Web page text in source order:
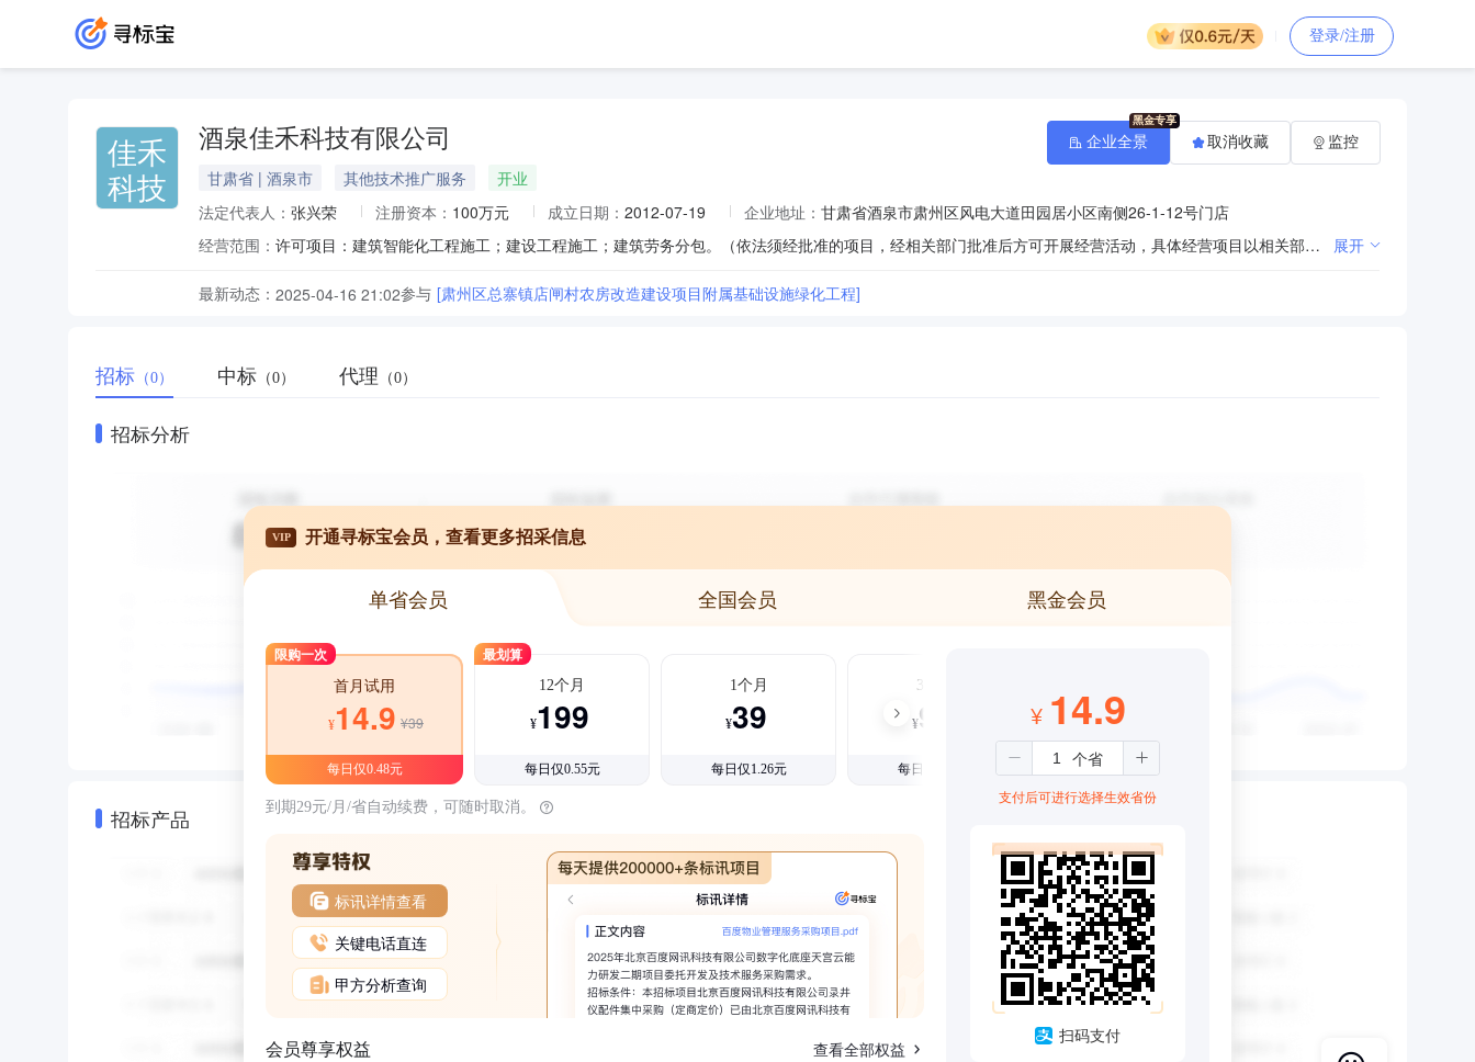
登录/注册
佳禾
科技
酒泉佳禾科技有限公司
甘肃省 | 酒泉市 其他技术推广服务
开业
法定代表人： 张兴荣 注册资本： 100万元 成立日期： 2012-07-19 企业地址： 甘肃省酒泉市肃州区风电大道田园居小区南侧26-1-12号门店
经营范围：
许可项目：建筑智能化工程施工；建设工程施工；建筑劳务分包。（依法须经批准的项目，经相关部门批准后方可开展经营活动，具体经营项目以相关部门批准文件或许可证件为准）***一般项目：家用电器研发；技术服务、技术开发、技术咨询、技术交流、技术转让、技术推广；太阳能发电技术服务；家用电器安装服务；非电力家用器具销售；太阳能热利用装备销售；太阳能热利用产品销售；园林绿化工程施工；光伏发电设备租赁；太阳能热发电装备销售；太阳能热发电产品销售；市政设施管理；体育场地设施工程施工；金属门窗工程施工；土石方工程施工；智能家庭消费设备销售；电子产品销售；智能机器人销售；人工智能硬件销售；光伏设备及元器件销售；灯具销售；照明器具销售；日用百货销售；初级农产品收购；农副产品销售；草种植；花卉种植；树木种植经营；薯类种植；糖料作物种植；豆类种植；谷物种植；园艺产品种植；蔬菜种植；建筑工程机械与设备租赁；石棉水泥制品制造；石棉水泥制品销售；安全、消防用金属制品制造；金属制品销售；金属链条及其他金属制品销售；金属链条及其他金属制品制造；土地整治服务；建筑材料销售；轻质建筑材料销售；劳务服务（不含劳务派遣）。（除依法须经批准的项目外，凭营业执照依法自主开展经营活动）*** 展开
最新动态： 2025-04-16 21:02参与 [肃州区总寨镇店闸村农房改造建设项目附属基础设施绿化工程]
企业全景 取消收藏 监控
招标 （0） 中标 （0） 代理 （0）
招标分析
招标产品
VIP 开通寻标宝会员，查看更多招采信息
单省会员 全国会员 黑金会员
限购一次
首月试用
¥14.9 ¥39
每日仅0.48元
最划算
12个月
¥199
每日仅0.55元
1个月
¥39
每日仅1.26元
3个月
¥99
每日仅1.08元
到期29元/月/省自动续费，可随时取消。
标讯详情查看
关键电话直连
甲方分析查询
会员尊享权益 查看全部权益
¥ 14.9
支付后可进行选择生效省份
扫码支付